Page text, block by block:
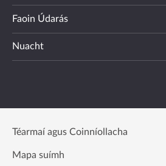
Faoin Údarás
Nuacht
Téarmaí agus Coinníollacha
Mapa suímh